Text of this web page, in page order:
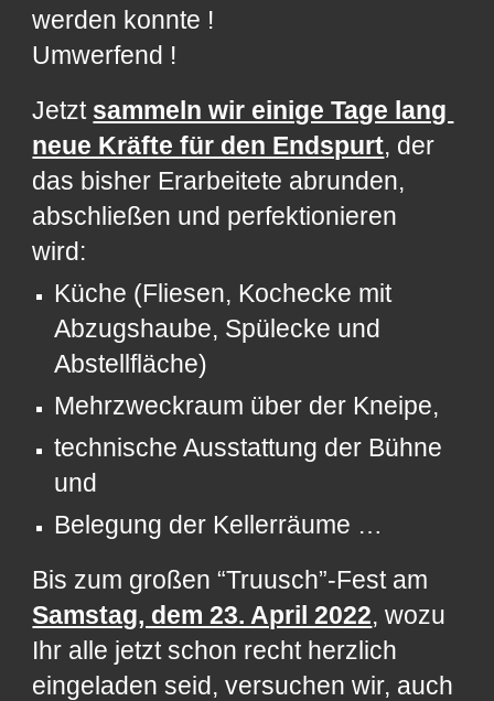
werden konnte !
Umwerfend !
Jetzt sammeln wir einige Tage lang
neue Kräfte für den Endspurt, der
das bisher Erarbeitete abrunden,
abschließen und perfektionieren
wird:
Küche (Fliesen, Kochecke mit
Abzugshaube, Spülecke und
Abstellfläche)
Mehrzweckraum über der Kneipe,
technische Ausstattung der Bühne
und
Belegung der Kellerräume …
Bis zum großen “Truusch”-Fest am
Samstag, dem 23. April 2022, wozu
Ihr alle jetzt schon recht herzlich
eingeladen seid, versuchen wir, auch